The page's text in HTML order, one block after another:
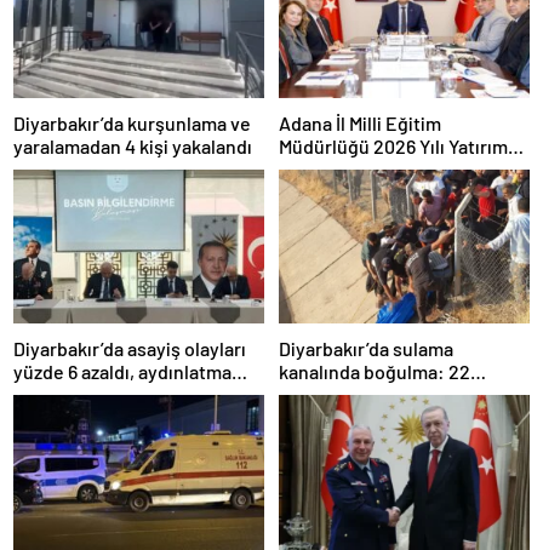
Diyarbakır’da kurşunlama ve
yaralamadan 4 kişi yakalandı
Adana İl Milli Eğitim
Müdürlüğü 2026 Yılı Yatırım
Programı değerlendirildi
Diyarbakır’da asayiş olayları
yüzde 6 azaldı, aydınlatma
oranı yüzde 98’e yükseldi
Diyarbakır’da sulama
kanalında boğulma: 22
yaşındaki genç hayatını
kaybetti